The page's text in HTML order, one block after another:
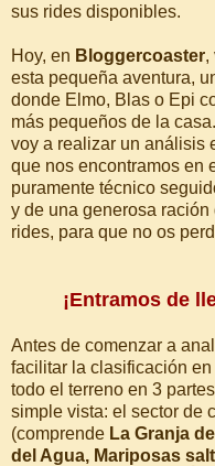
sus rides disponibles.
Hoy, en Bloggercoaster,
esta pequeña aventura,
donde Elmo, Blas o Epi
más pequeños de la
voy a realizar un análisis
que nos encontramos en
puramente técnico
y de una generosa
rides, para que no os
¡Entramos de
Antes de comenzar a
facilitar la clasificación
todo el terreno en 3
simple vista: el sector de
(comprende La Granja
del Agua, Mariposas